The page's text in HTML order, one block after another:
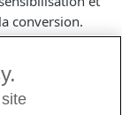
la conversion.